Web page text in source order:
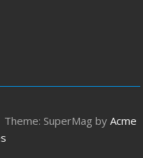
Theme: SuperMag by Acme